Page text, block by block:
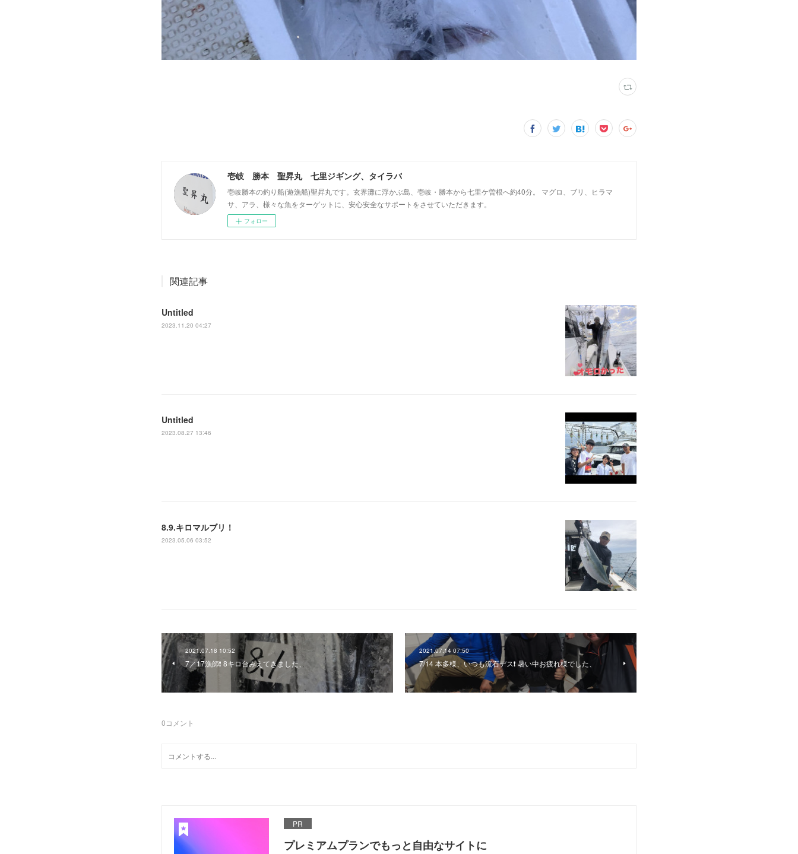
壱岐 勝本 聖昇丸 七里ジギング、タイラバ
壱岐勝本の釣り船(遊漁船)聖昇丸です。玄界灘に浮かぶ島、壱岐・勝本から七里ケ曽根へ約40分。 マグロ、ブリ、ヒラマ
サ、アラ、様々な魚をターゲットに、安心安全なサポートをさせていただきます。
フォロー
関連記事
Untitled
2023.11.20 04:27
Untitled
2023.08.27 13:46
8.9.キロマルブリ！
2023.05.06 03:52
2021.07.18 10:52
7／17漁師❗️ 8キロ台みえてきました、
2021.07.14 07:50
7/14 本多様、いつも流石デス❗️ 暑い中お疲れ様でした、
0コメント
PR
プレミアムプランでもっと自由なサイトに